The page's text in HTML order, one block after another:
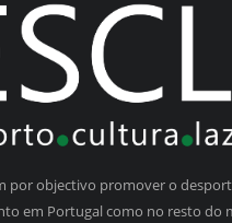
por objectivo promover o
em Portugal como no resto do